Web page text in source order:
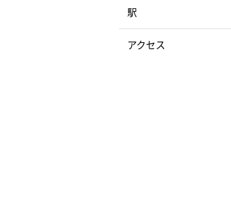
駅
アクセス